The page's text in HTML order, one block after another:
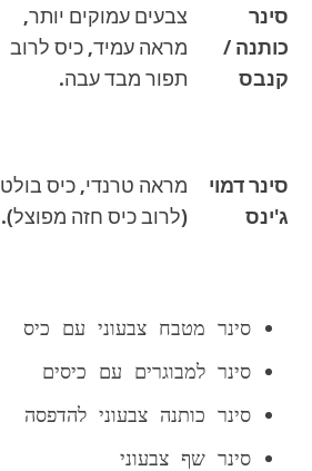
סינר
כותנה /
קנבס
צבעים עמוקים יותר,
מראה עמיד, כיס לרוב
תפור מבד עבה.
סינר דמוי
ג'ינס
מראה טרנדי, כיס בולט
(לרוב כיס חזה מפוצל).
סינר מטבח צבעוני עם כיס
סינר למבוגרים עם כיסים
סינר כותנה צבעוני להדפסה
סינר שף צבעוני